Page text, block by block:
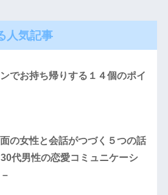
人気記事
でお持ち帰りする１４個のポイ
の女性と会話がつづく５つの話
代男性の恋愛コミュニケーシ
–